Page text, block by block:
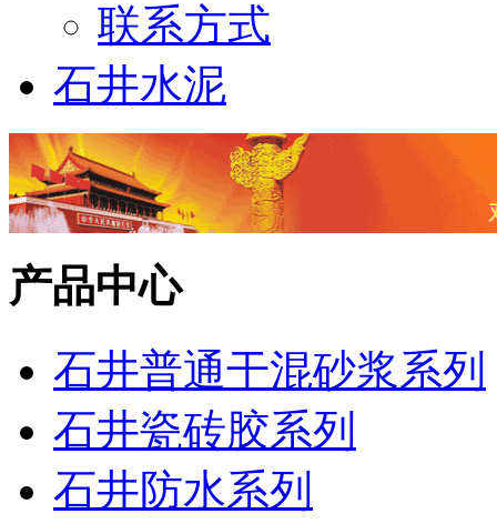
联系方式
石井水泥
产品中心
石井普通干混砂浆系列
石井瓷砖胶系列
石井防水系列